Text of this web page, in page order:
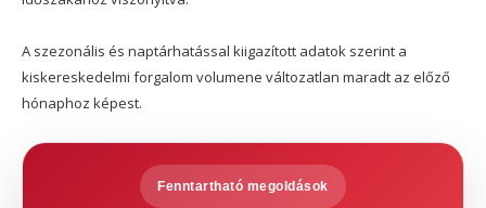
A szezonális és naptárhatással kiigazított adatok szerint a
kiskereskedelmi forgalom volumene változatlan maradt az előző
hónaphoz képest.
Fenntartható megoldások